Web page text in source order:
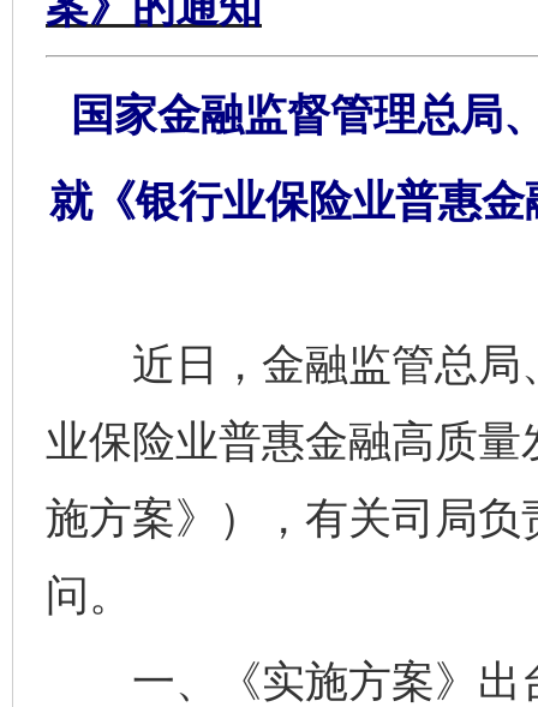
国家金融监督管理总局
就《银行业保险业普惠
近日，金融监管总局
业保险业普惠金融高质
施方案》），有关司局
问。
一、《实施方案》出